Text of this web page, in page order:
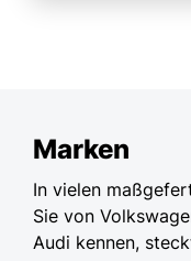
Marken
In vielen
Sie von
Audi kennen,